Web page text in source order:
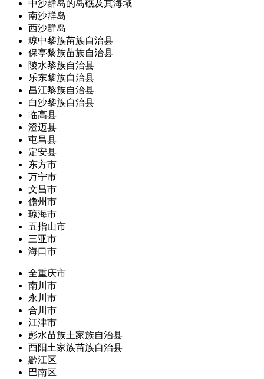
中沙群岛的岛礁及其海域
南沙群岛
西沙群岛
琼中黎族苗族自治县
保亭黎族苗族自治县
陵水黎族自治县
乐东黎族自治县
昌江黎族自治县
白沙黎族自治县
临高县
澄迈县
屯昌县
定安县
东方市
万宁市
文昌市
儋州市
琼海市
五指山市
三亚市
海口市
全重庆市
南川市
永川市
合川市
江津市
彭水苗族土家族自治县
酉阳土家族苗族自治县
黔江区
巴南区